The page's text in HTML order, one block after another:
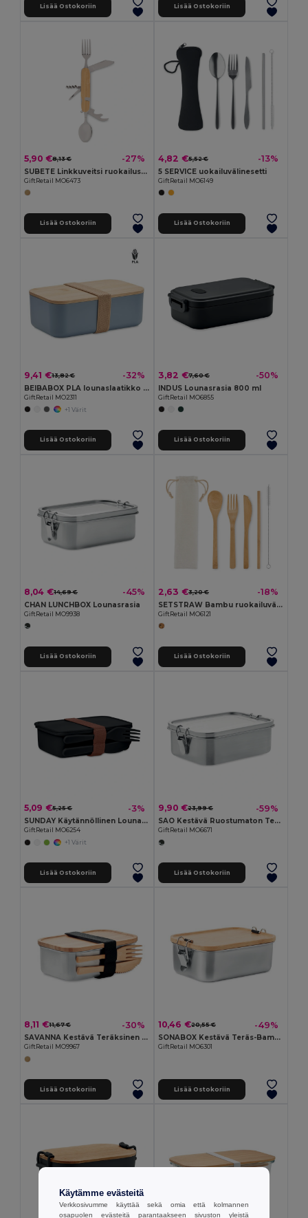
Lisää Ostokoriin Lisää Ostokoriin
5,90 €8,13 € -27%
SUBETE Linkkuveitsi ruokailusetti
GiftRetail MO6473
Lisää Ostokoriin
4,82 €5,52 € -13%
5 SERVICE uokailuvälinesetti
GiftRetail MO6149
Lisää Ostokoriin
9,41 €13,82 € -32%
BEIBABOX PLA lounaslaatikko 1000ml
GiftRetail MO2311
+1 Värit
Lisää Ostokoriin
3,82 €7,60 € -50%
INDUS Lounasrasia 800 ml
GiftRetail MO6855
Lisää Ostokoriin
8,04 €14,69 € -45%
CHAN LUNCHBOX Lounasrasia
GiftRetail MO9938
Lisää Ostokoriin
2,63 €3,20 € -18%
SETSTRAW Bambu ruokailuvälineet
GiftRetail MO6121
Lisää Ostokoriin
5,09 €5,25 € -3%
SUNDAY Käytännöllinen Lounasrasia Aterimilla
GiftRetail MO6254
+1 Värit
Lisää Ostokoriin
9,90 €23,99 € -59%
SAO Kestävä Ruostumaton Teräs Eväsrasia
GiftRetail MO6671
Lisää Ostokoriin
8,11 €11,67 € -30%
SAVANNA Kestävä Teräksinen Eväsrasia Bambukannella
GiftRetail MO9967
Lisää Ostokoriin
10,46 €20,55 € -49%
SONABOX Kestävä Teräs-Bambu Eväsrasia 750 ml
GiftRetail MO6301
Lisää Ostokoriin
Käytämme evästeitä
Verkkosivumme käyttää sekä omia että kolmannen
osapuolen evästeitä parantaakseen sivuston yleistä